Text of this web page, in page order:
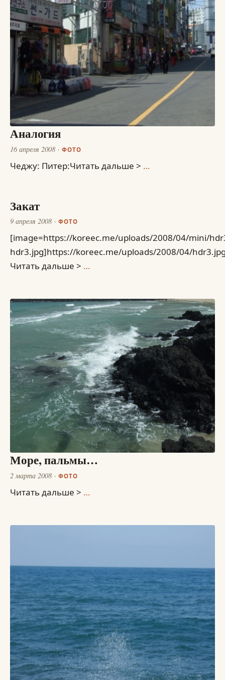
Аналогия
16 апреля 2008 ФОТО
Чеджу: Питер:Читать дальше > …
Закат
9 апреля 2008 ФОТО
[image=https://koreec.me/uploads/2008/04/mini/
hdr3.jpg]https://koreec.me/uploads/2008/04/
Читать дальше > …
Море, пальмы…
2 марта 2008 ФОТО
Читать дальше > …